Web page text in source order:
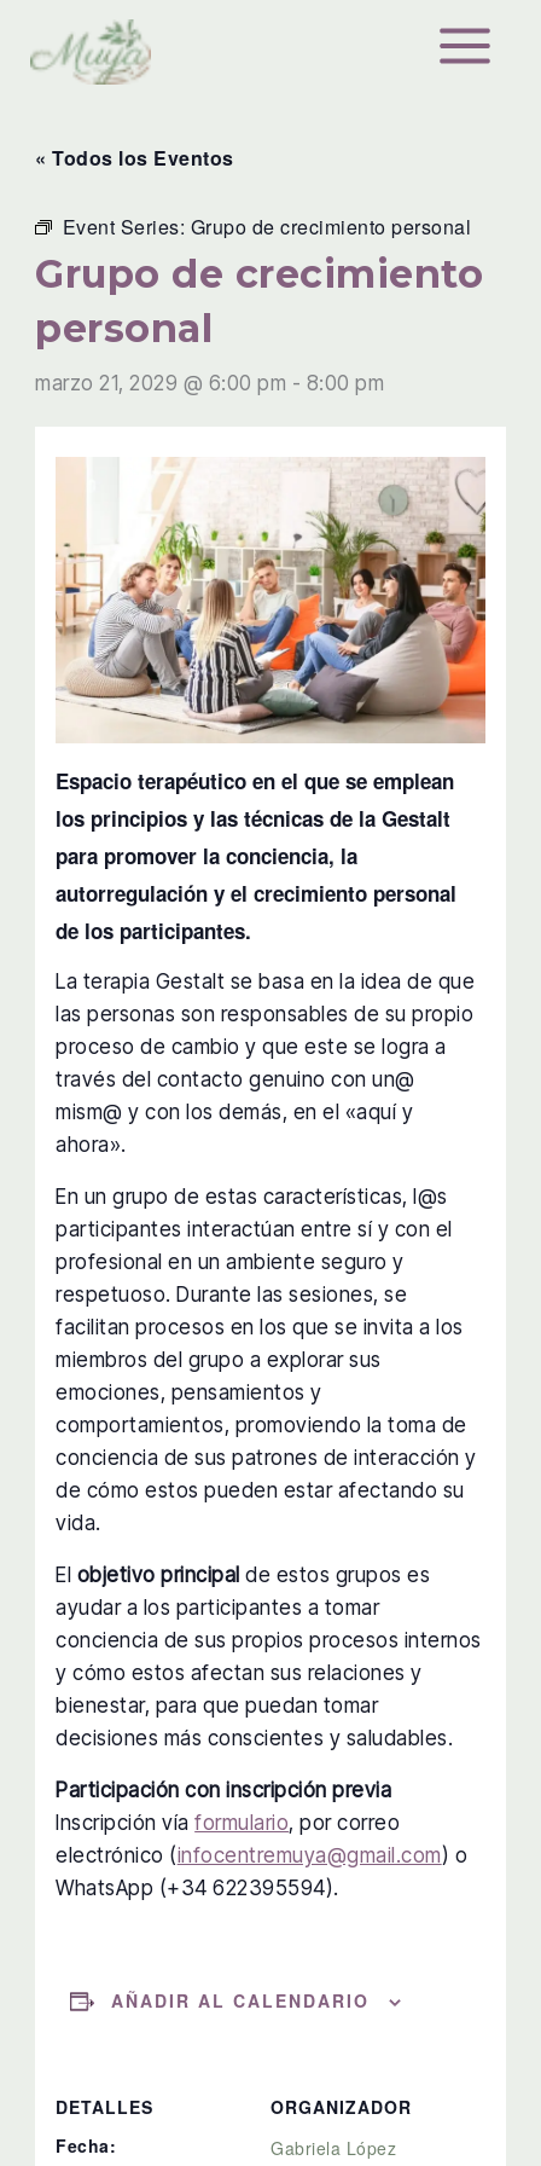
contenido
« Todos los Eventos
Event Series: Grupo de crecimiento personal
Grupo de crecimiento
personal
marzo 21, 2029 @ 6:00 pm - 8:00 pm
Espacio terapéutico en el que se emplean
los principios y las técnicas de la Gestalt
para promover la conciencia, la
autorregulación y el crecimiento personal
de los participantes.
La terapia Gestalt se basa en la idea de que
las personas son responsables de su propio
proceso de cambio y que este se logra a
través del contacto genuino con un@
mism@ y con los demás, en el «aquí y
ahora».
En un grupo de estas características, l@s
participantes interactúan entre sí y con el
profesional en un ambiente seguro y
respetuoso. Durante las sesiones, se
facilitan procesos en los que se invita a los
miembros del grupo a explorar sus
emociones, pensamientos y
comportamientos, promoviendo la toma de
conciencia de sus patrones de interacción y
de cómo estos pueden estar afectando su
vida.
El objetivo principal de estos grupos es
ayudar a los participantes a tomar
conciencia de sus propios procesos internos
y cómo estos afectan sus relaciones y
bienestar, para que puedan tomar
decisiones más conscientes y saludables.
Participación con inscripción previa
Inscripción víaformulario, por correo
electrónico (infocentremuya@gmail.com) o
WhatsApp (+34 622395594).
AÑADIR AL CALENDARIO
DETALLES
Fecha:
ORGANIZADOR
Gabriela López